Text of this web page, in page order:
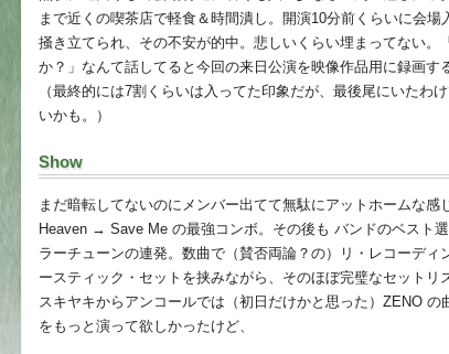
まで近くの喫茶店で軽食＆時間潰し。開演10分前くらいに会場
掻き立てられ、その不安が的中。悲しいくらい埋まってない。
か？」なんて話してると今回の来日公演を映像作品用に録画す
（最終的には7割くらいは入ってた印象だが、最後尾にいたわ
いかも。）
Show
まだ暗転してないのにメンバー出てて無駄にアットホームな感
Heaven → Save Me の最強コンボ。その後も バンドのベスト
ラーチューンの連発。数曲で（賛否両論？の）リ・レコーディ
ースティック・セットを挟みながら、そのほぼ完璧なセットリ
スキヤキからアンコールでは（初日だけかと思った）ZENO の
をもっと演って欲しかったけど、